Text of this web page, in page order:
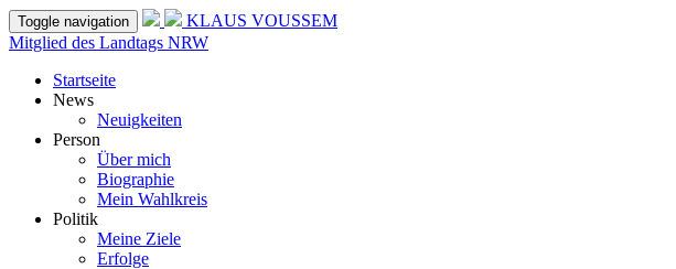
Toggle navigation
KLAUS VOUSSEM
Mitglied des Landtags NRW
Startseite
News
Neuigkeiten
Person
Über mich
Biographie
Mein Wahlkreis
Politik
Meine Ziele
Erfolge